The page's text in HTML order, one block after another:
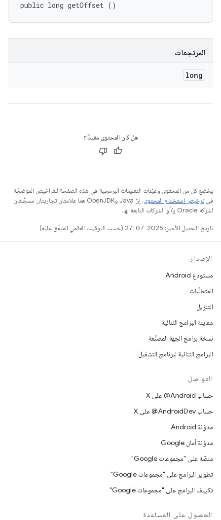
public long getOffset ()
المرتجعات
long
هل كان المحتوى مفيدًا؟
يخضع كل من المحتوى وعيّنات التعليمات البرمجية في هذه الصفحة للتراخيص الموضحّة
فيترخيص استخدام المحتوى
. إنّ Java وOpenJDK هما علامتان تجاريتان مسجَّلتان
لشركة Oracle و/أو الشركات التابعة لها.
تاريخ التعديل الأخير: 2025-07-27 (حسب التوقيت العالمي المتفَّق عليه)
الإصدار
مستودع Android
المتطلّبات
التنزيل
معاينة البرامج الثنائية
نسخة برامج الجهة المصنِّعة
البرامج الثنائية لبرنامج التشغيل
التواصل
حساب ‎@Android على X
حساب ‎@AndroidDev على X
مدوّنة Android
مدوّنة أمان Google
منصّة على "مجموعات Google"
تطوير البرامج على "مجموعات Google"
تكييف البرامج على "مجموعات Google"
الحصول على المساعدة